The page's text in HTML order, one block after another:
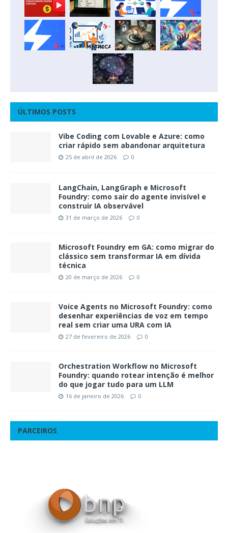
ÚLTIMOS POSTS
Vibe Coding com Lovable e Azure: como
criar rápido sem abandonar arquitetura
25 de abril de 2026 0
LangChain, LangGraph e Microsoft
Foundry: como sair do agente invisível e
construir IA observável
31 de março de 2026 0
Microsoft Foundry em GA: como migrar do
clássico sem transformar IA em dívida
técnica
20 de março de 2026 0
Voice Agents no Microsoft Foundry: como
desenhar experiências de voz em tempo
real sem criar uma URA com IA
27 de fevereiro de 2026 0
Orchestration Workflow no Microsoft
Foundry: quando rotear intenção é melhor
do que jogar tudo para um LLM
16 de janeiro de 2026 0
PARCEIROS